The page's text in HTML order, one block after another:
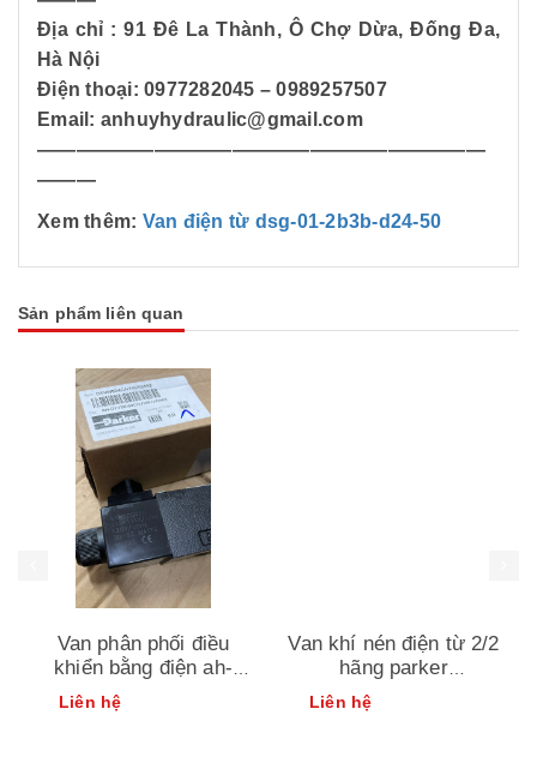
Địa chỉ : 91 Đê La Thành, Ô Chợ Dừa, Đống Đa,
Hà Nội
Điện thoại: 0977282045 – 0989257507
Email: anhuyhydraulic@gmail.com
———————————————————————
———
Xem thêm: Van điện từ dsg-01-2b3b-d24-50
Sản phẩm liên quan
Van phân phối điều
khiển bằng điện ah-
d1vw004cnywxg562
Liên hệ
Van khí nén điện từ 2/2
hãng parker
73218bn4unlvn0c111c2
Liên hệ